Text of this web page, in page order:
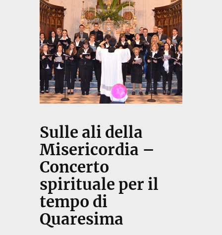
Sulle ali della
Misericordia –
Concerto
spirituale per il
tempo di
Quaresima